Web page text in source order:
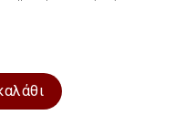
ποσότητα